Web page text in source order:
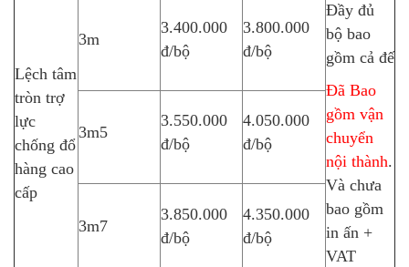
Lệch tâm
tròn trợ
lực
chống đổ
hàng cao
cấp
3m
3.400.000
đ/bộ
3.800.000
đ/bộ
Đầy đủ
bộ bao
gồm cả đế
Đã Bao
gồm vận
chuyển
nội thành.
Và chưa
bao gồm
in ấn +
VAT
3m5
3.550.000
đ/bộ
4.050.000
đ/bộ
3m7
3.850.000
đ/bộ
4.350.000
đ/bộ